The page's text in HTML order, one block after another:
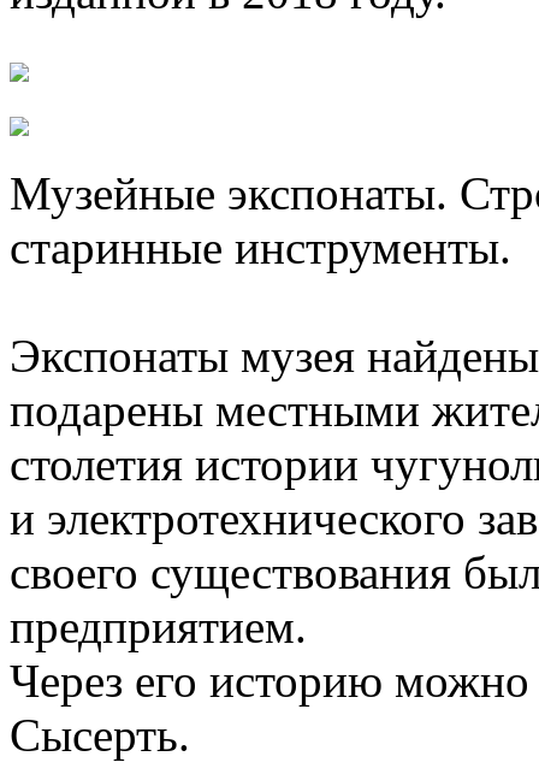
Музейные экспонаты.
старинные инструменты.
Экспонаты музея
подарены местными
столетия истории
и электротехнического
своего существования
предприятием.
Через его историю
Сысерть.